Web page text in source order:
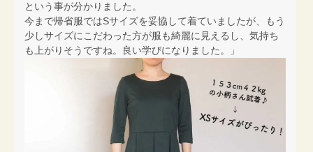
という事が分かりました。
今まで帰省服ではSサイズを妥協して着ていましたが、もう
少しサイズにこだわった方が服も綺麗に見えるし、気持ち
も上がりそうですね。良い学びになりました。」